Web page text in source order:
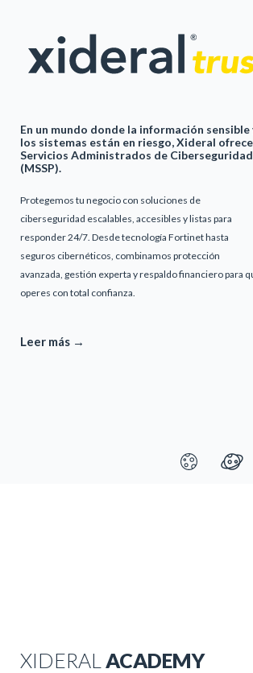
En un mundo donde la información sensible
los sistemas están en riesgo, Xideral ofrece
Servicios Administrados de Ciberseguridad
(MSSP).
Protegemos tu negocio con soluciones de
ciberseguridad escalables, accesibles y listas para
responder 24/7. Desde tecnología Fortinet hasta
seguros cibernéticos, combinamos protección
avanzada, gestión experta y respaldo financiero para
operes con total confianza.
Leer más →
XIDERAL ACADEMY